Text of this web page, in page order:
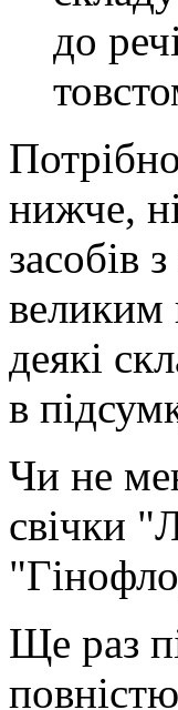
до
нижче,
засобів
великим
деякі
в
Чи не
свічки
Ще раз